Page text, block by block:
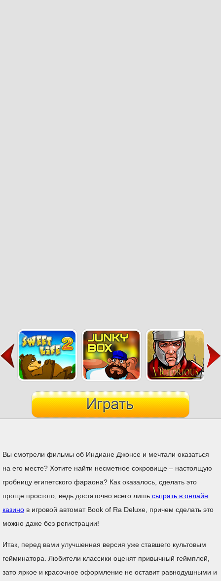
Вы смотрели фильмы об Индиане Джонсе и мечтали оказаться
на его месте? Хотите найти несметное сокровище – настоящую
гробницу египетского фараона? Как оказалось, сделать это
проще простого, ведь достаточно всего лишь сыграть в онлайн
казино в игровой автомат Book of Ra Deluxe, причем сделать это
можно даже без регистрации!
Итак, перед вами улучшенная версия уже ставшего культовым
гейминатора. Любители классики оценят привычный геймплей,
зато яркое и красочное оформление не оставит равнодушными и